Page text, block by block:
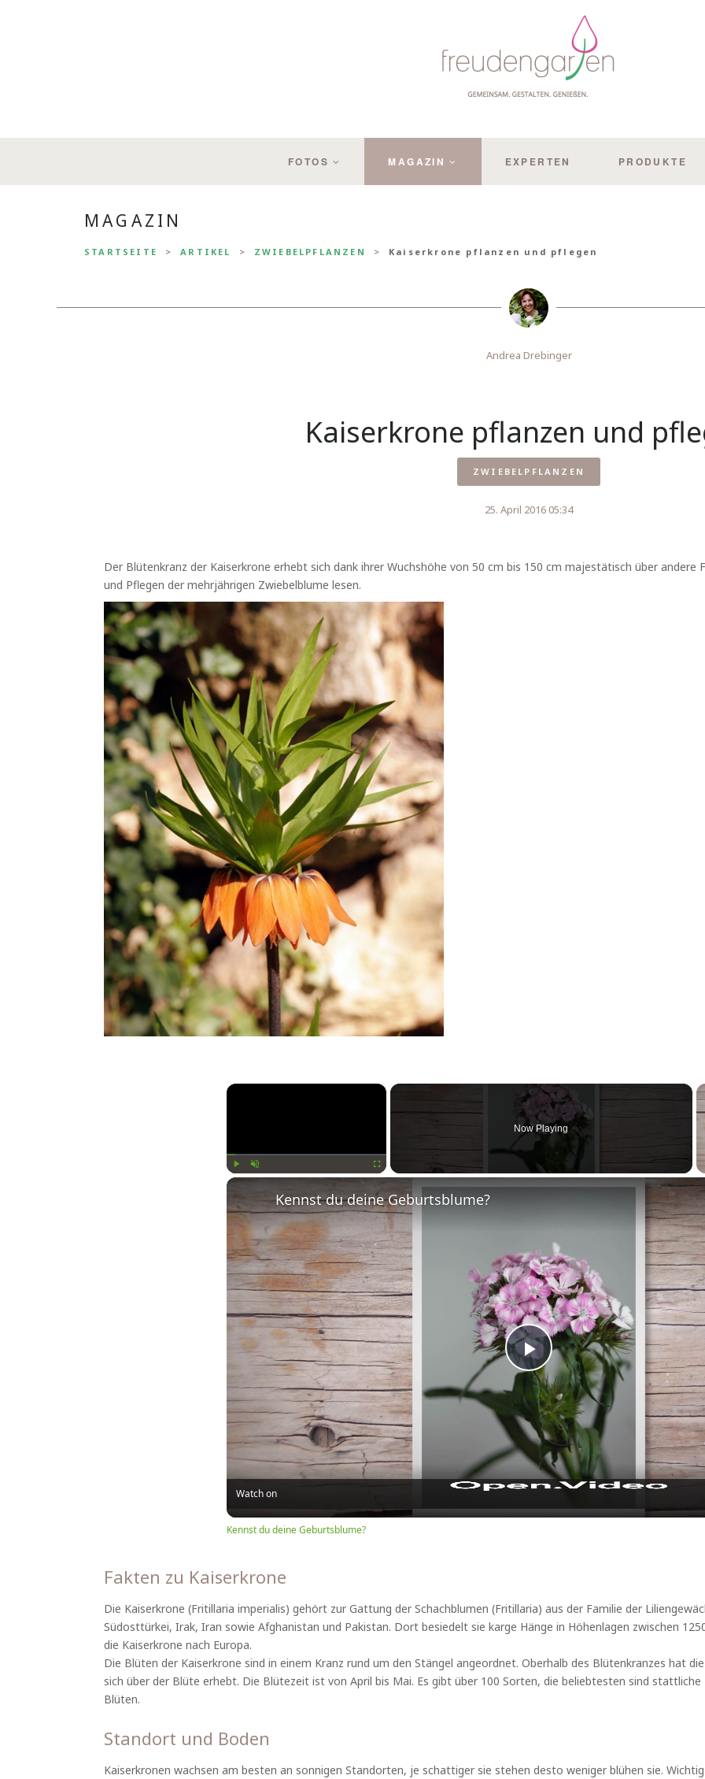
FOTOS MAGAZIN EXPERTEN PRODUKTE
MAGAZIN
STARTSEITE ARTIKEL ZWIEBELPFLANZEN Kaiserkrone pflanzen und pflegen
Andrea Drebinger
Kaiserkrone pflanzen und
ZWIEBELPFLANZEN
25. April 2016 05:34
Der Blütenkranz der Kaiserkrone erhebt sich dank ihrer Wuchshöhe von 50 cm bis 150 cm majestätisch über andere
und Pflegen der mehrjährigen Zwiebelblume lesen.
×
Now Playing
Play
Video
Kennst du deine Geburtsblume?
Watch on
Kennst du deine Geburtsblume?
Fakten zu Kaiserkrone
Die Kaiserkrone (Fritillaria imperialis) gehört zur Gattung der Schachblumen (Fritillaria) aus der Familie der
Südosttürkei, Irak, Iran sowie Afghanistan und Pakistan. Dort besiedelt sie karge Hänge in Höhenlagen zwischen
die Kaiserkrone nach Europa.
Die Blüten der Kaiserkrone sind in einem Kranz rund um den Stängel angeordnet. Oberhalb des Blütenkranzes hat
sich über der Blüte erhebt. Die Blütezeit ist von April bis Mai. Es gibt über 100 Sorten, die beliebtesten sind
Blüten.
Standort und Boden
Kaiserkronen wachsen am besten an sonnigen Standorten, je schattiger sie stehen desto weniger blühen sie.